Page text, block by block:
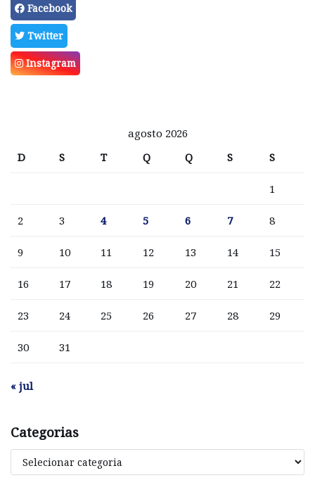
Facebook
Twitter
Instagram
agosto 2026
D
S T Q Q S S
1
2 3 4 5 6 7 8
9 10 11 12 13 14 15
16 17 18 19 20 21 22
23 24 25 26 27 28 29
30 31
« jul
Categorias